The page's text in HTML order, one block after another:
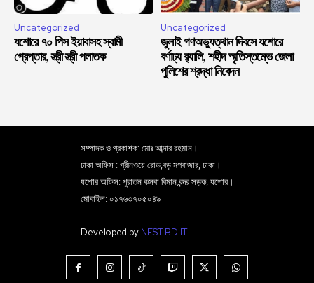
Uncategorized
যশোরে ৭০ পিস ইয়াবাসহ স্বামী
গ্রেপ্তার, স্ত্রী স্ত্রী পলাতক
Uncategorized
জুলাই গণঅভ্যুত্থান দিবসে যশোরে
বর্ণাঢ্য র‍্যালি, শহীদ স্মৃতিস্তম্ভে জেলা
পুলিশের শ্রদ্ধা নিবেদন
সম্পাদক ও প্রকাশক: মোঃ আব্দার রহমান।
ঢাকা অফিস : গ্রীনওয়ে রোড,বড় মগবাজার, ঢাকা।
যশোর অফিস: পুরাতন কসবা বিমান বন্দর সড়ক, যশোর।
মোবাইল: ০১৭৬৩৭০৫০৪৯
Developed by NEST BD IT.